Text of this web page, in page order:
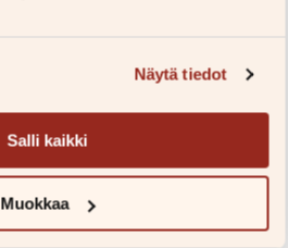
Näytä tiedot
Salli kaikki
Muokkaa